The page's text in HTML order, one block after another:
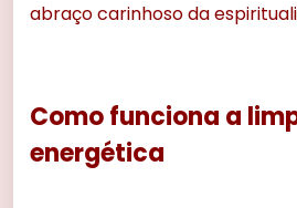
abraço carinhoso da
Como funciona a
energética